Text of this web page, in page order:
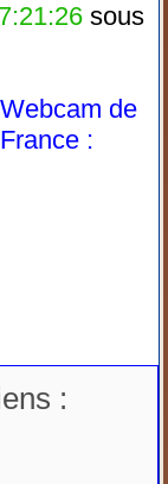
sous
Webcam de
France :
: